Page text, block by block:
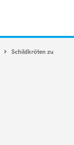
Schildkröten zu